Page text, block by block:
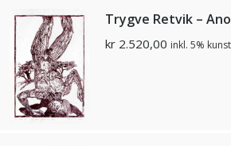
Trygve Retvik –
kr 2.520,00 inkl. 5%